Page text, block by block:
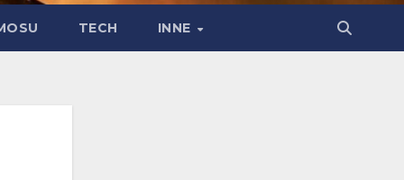
TECH INNE